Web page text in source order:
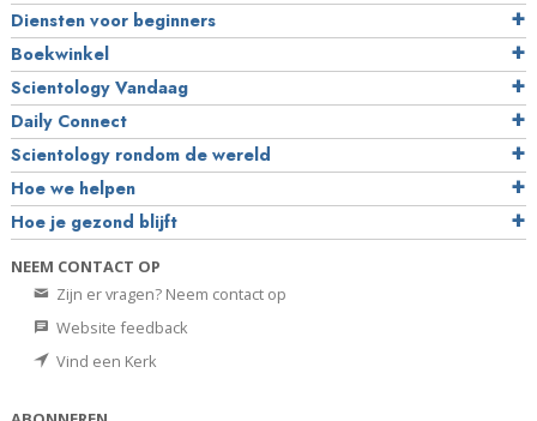
Diensten voor beginners
Boekwinkel
Scientology Vandaag
Daily Connect
Scientology rondom de wereld
Hoe we helpen
Hoe je gezond blijft
NEEM CONTACT OP
Zijn er vragen? Neem contact op
Website feedback
Vind een Kerk